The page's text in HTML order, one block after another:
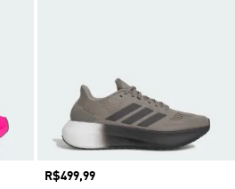
Preço
R$499,99